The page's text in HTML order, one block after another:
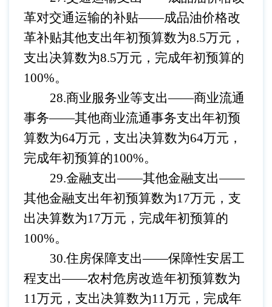
革对交通运输的补贴——成品油价格改
革补贴其他支出年初预算数为8.5万元，
支出决算数为8.5万元，完成年初预算的
100%。
28.商业服务业等支出——商业流通
事务——其他商业流通事务支出年初预
算数为64万元，支出决算数为64万元，
完成年初预算的100%。
29.金融支出——其他金融支出——
其他金融支出年初预算数为17万元，支
出决算数为17万元，完成年初预算的
100%。
30.住房保障支出——保障性安居工
程支出——农村危房改造年初预算数为
11万元，支出决算数为11万元，完成年